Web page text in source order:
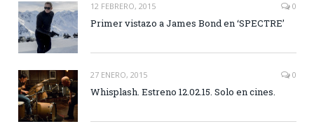
12 FEBRERO, 2015 0
Primer vistazo a James Bond en ‘SPECTRE’
27 ENERO, 2015 0
Whisplash. Estreno 12.02.15. Solo en cines.